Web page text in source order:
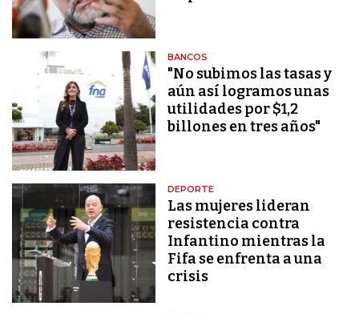
BANCOS
"No subimos las tasas y
aún así logramos unas
utilidades por $1,2
billones en tres años"
DEPORTE
Las mujeres lideran
resistencia contra
Infantino mientras la
Fifa se enfrenta a una
crisis